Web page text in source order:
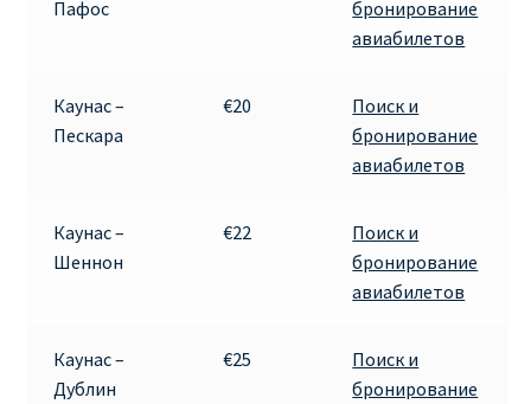
Пафос
бронирование
авиабилетов
Каунас –
Пескара
€20
Поиск и
бронирование
авиабилетов
Каунас –
Шеннон
€22
Поиск и
бронирование
авиабилетов
Каунас –
Дублин
€25
Поиск и
бронирование